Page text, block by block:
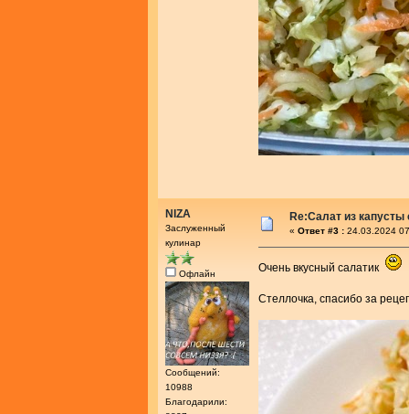
NIZA
Заслуженный
кулинар
Офлайн
Сообщений:
10988
Благодарили:
Re:Салат из
« Ответ #3 : 24.03.2024
Очень вкусный салатик
Стеллочка, спасибо за